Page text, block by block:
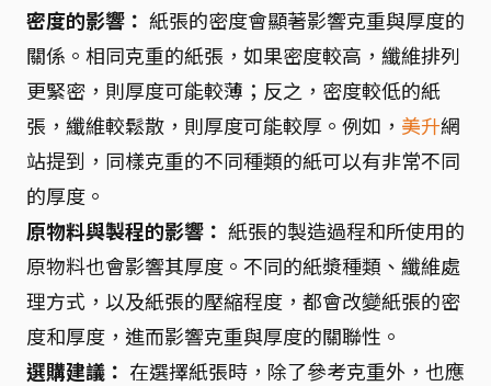
密度的影響： 紙張的密度會顯著影響克重與厚度的
關係。相同克重的紙張，如果密度較高，纖維排列
更緊密，則厚度可能較薄；反之，密度較低的紙
張，纖維較鬆散，則厚度可能較厚。例如， 美升網
站提到，同樣克重的不同種類的紙可以有非常不同
的厚度。
原物料與製程的影響： 紙張的製造過程和所使用的
原物料也會影響其厚度。不同的紙漿種類、纖維處
理方式，以及紙張的壓縮程度，都會改變紙張的密
度和厚度，進而影響克重與厚度的關聯性。
選購建議： 在選擇紙張時，除了參考克重外，也應